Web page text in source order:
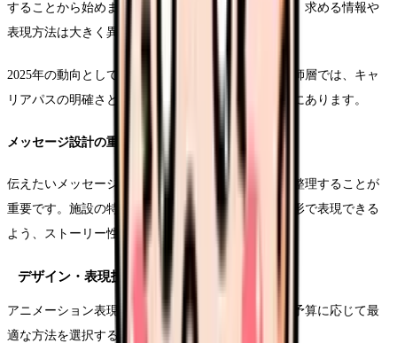
することから始めます。年齢層や経験年数によって、求める情報や
表現方法は大きく異なってきます。
2025年の動向として、20代後半から30代前半の看護師層では、キャ
リアパスの明確さと職場の雰囲気が重視される傾向にあります。
メッセージ設計の重要性
伝えたいメッセージを明確化し、優先順位をつけて整理することが
重要です。施設の特徴や強みを、視聴者の心に響く形で表現できる
よう、ストーリー性を持たせた構成を検討します。
デザイン・表現技法の選定
アニメーション表現には様々な手法があり、目的や予算に応じて最
適な方法を選択する必要があります。